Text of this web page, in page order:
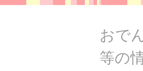
おで
等の